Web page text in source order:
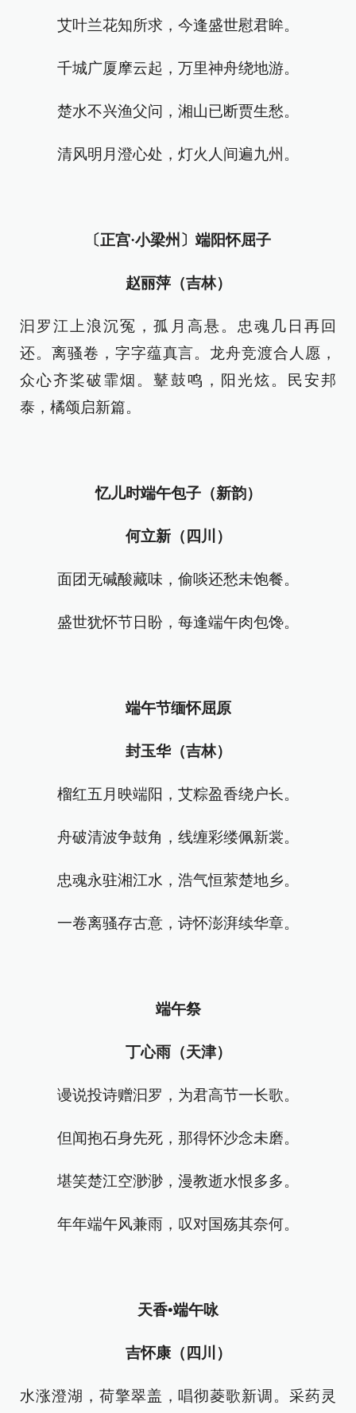
艾叶兰花知所求，今逢盛世慰君眸。
千城广厦摩云起，万里神舟绕地游。
楚水不兴渔父问，湘山已断贾生愁。
清风明月澄心处，灯火人间遍九州。
〔正宫·小梁州〕端阳怀屈子
赵丽萍（吉林）
汩罗江上浪沉冤，孤月高悬。忠魂几日再回
还。离骚卷，字字蕴真言。龙舟竞渡合人愿，
众心齐桨破霏烟。鼙鼓鸣，阳光炫。民安邦
泰，橘颂启新篇。
忆儿时端午包子（新韵）
何立新（四川）
面团无碱酸藏味，偷啖还愁未饱餐。
盛世犹怀节日盼，每逢端午肉包馋。
端午节缅怀屈原
封玉华（吉林）
榴红五月映端阳，艾粽盈香绕户长。
舟破清波争鼓角，线缠彩缕佩新裳。
忠魂永驻湘江水，浩气恒萦楚地乡。
一卷离骚存古意，诗怀澎湃续华章。
端午祭
丁心雨（天津）
谩说投诗赠汩罗，为君高节一长歌。
但闻抱石身先死，那得怀沙念未磨。
堪笑楚江空渺渺，漫教逝水恨多多。
年年端午风兼雨，叹对国殇其奈何。
天香•端午咏
吉怀康（四川）
水涨澄湖，荷擎翠盖，唱彻菱歌新调。采药灵